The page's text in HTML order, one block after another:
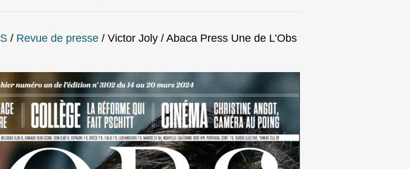
/ Revue de presse / Victor Joly / Abaca Press Une de L’Obs